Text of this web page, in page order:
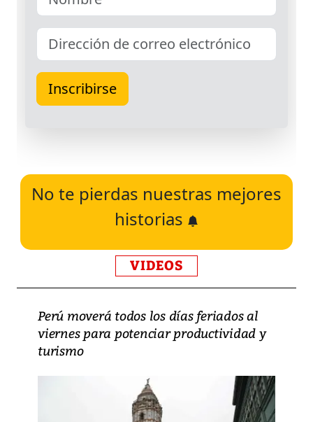
No te pierdas nuestras mejores
historias
VIDEOS
Perú moverá todos los días feriados al
viernes para potenciar productividad y
turismo